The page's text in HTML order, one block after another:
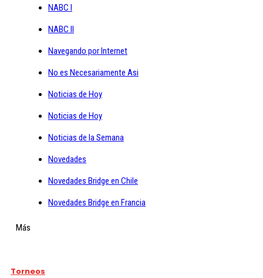
NABC I
NABC II
Navegando por Internet
No es Necesariamente Asi
Noticias de Hoy
Noticias de Hoy
Noticias de la Semana
Novedades
Novedades Bridge en Chile
Novedades Bridge en Francia
Más
Torneos